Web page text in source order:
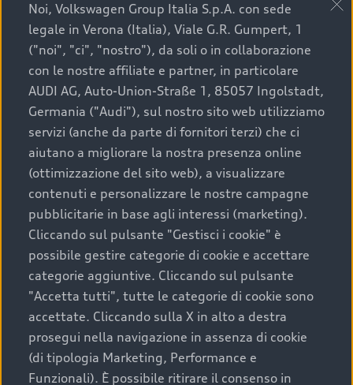
A breve verrai ricontattato dal Customer Care
Audi Center o direttamente dal Concessionario
che ti supporterà per finalizzare la tua richiesta.
La qualità di acquistare
un’auto usata Audi
Scegliere un’auto usata è una decisione che coniuga
convenienza, affidabilità e sostenibilità. Per fare un
acquisto sicuro, è essenziale considerare aspetti
determinanti come la garanzia inclusa e l’affidabilità del
marchio. Audi offre l’auto usata perfetta tramite Audi
Prima Scelta :plus
Noi, Volkswagen Group Italia S.p.A. con sede
legale in Verona (Italia), Viale G.R. Gumpert, 1
("noi", "ci", "nostro"), da soli o in collaborazione
con le nostre affiliate e partner, in particolare
AUDI AG, Auto-Union-Straße 1, 85057 Ingolstadt,
Germania ("Audi"), sul nostro sito web utilizziamo
servizi (anche da parte di fornitori terzi) che ci
aiutano a migliorare la nostra presenza online
(ottimizzazione del sito web), a visualizzare
contenuti e personalizzare le nostre campagne
pubblicitarie in base agli interessi (marketing).
Cliccando sul pulsante "Gestisci i cookie" è
possibile gestire categorie di cookie e accettare
categorie aggiuntive. Cliccando sul pulsante
"Accetta tutti", tutte le categorie di cookie sono
accettate. Cliccando sulla X in alto a destra
prosegui nella navigazione in assenza di cookie
(di tipologia Marketing, Performance e
Funzionali). È possibile ritirare il consenso in